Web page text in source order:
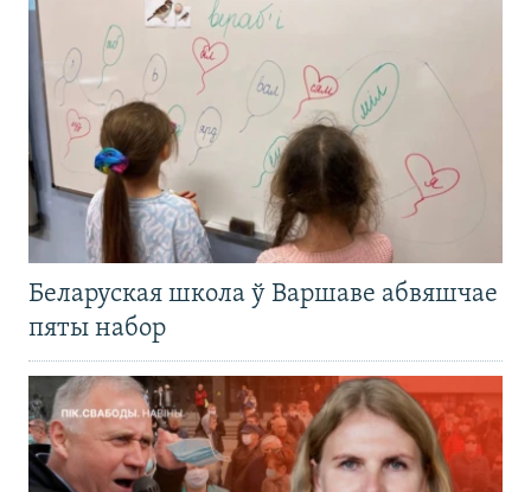
Беларуская школа ў Варшаве абвяшчае
пяты набор